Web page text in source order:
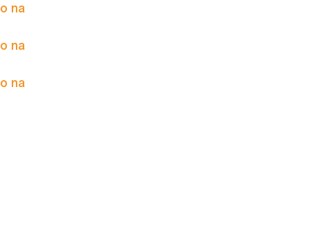
na
na
na